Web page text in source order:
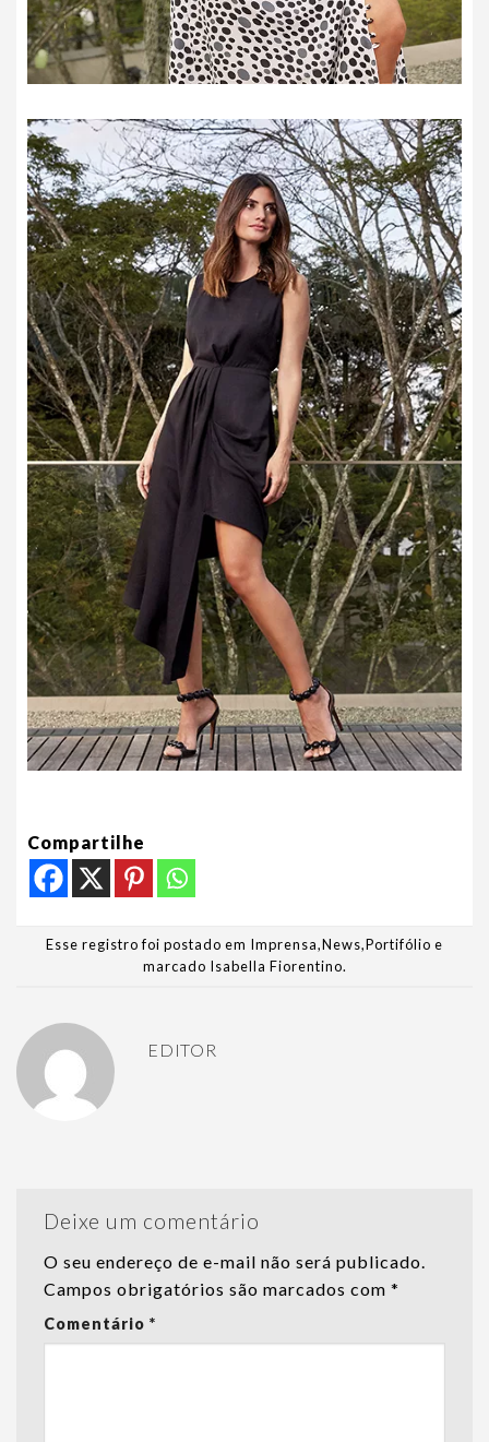
Compartilhe
Esse registro foi postado em Imprensa,News,Portifólio e
marcado Isabella Fiorentino.
EDITOR
Deixe um comentário
O seu endereço de e-mail não será publicado.
Campos obrigatórios são marcados com *
Comentário *